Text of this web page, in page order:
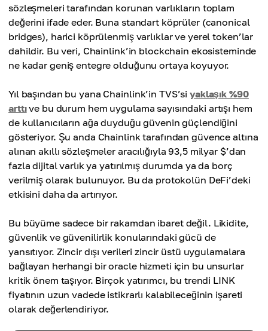
sözleşmeleri tarafından korunan varlıkların toplam
değerini ifade eder. Buna standart köprüler (canonical
bridges), harici köprülenmiş varlıklar ve yerel token’lar
dahildir. Bu veri, Chainlink’in blockchain ekosisteminde
ne kadar geniş entegre olduğunu ortaya koyuyor.
Yıl başından bu yana Chainlink’in TVS’siyaklaşık %90
arttıve bu durum hem uygulama sayısındaki artışı hem
de kullanıcıların ağa duyduğu güvenin güçlendiğini
gösteriyor. Şu anda Chainlink tarafından güvence altına
alınan akıllı sözleşmeler aracılığıyla 93,5 milyar $’dan
fazla dijital varlık ya yatırılmış durumda ya da borç
verilmiş olarak bulunuyor. Bu da protokolün DeFi’deki
etkisini daha da artırıyor.
Bu büyüme sadece bir rakamdan ibaret değil. Likidite,
güvenlik ve güvenilirlik konularındaki gücü de
yansıtıyor. Zincir dışı verileri zincir üstü uygulamalara
bağlayan herhangi bir oracle hizmeti için bu unsurlar
kritik önem taşıyor. Birçok yatırımcı, bu trendi LINK
fiyatının uzun vadede istikrarlı kalabileceğinin işareti
olarak değerlendiriyor.